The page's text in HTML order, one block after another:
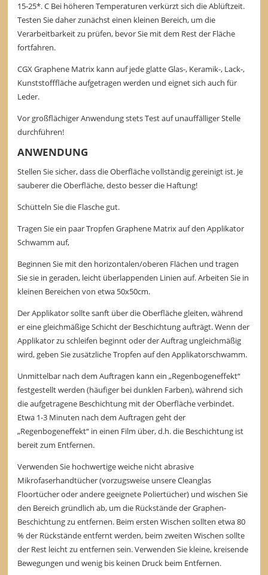
15-25*. C Bei höheren Temperaturen verkürzt sich die Ablüftzeit.
Testen Sie daher zunächst einen kleinen Bereich, um die
Verarbeitbarkeit zu prüfen, bevor Sie mit dem Rest der Fläche
fortfahren.
CGX Graphene Matrix kann auf jede glatte Glas-, Keramik-, Lack-,
Kunststofffläche aufgetragen werden und eignet sich auch für
Leder.
Vor großflächiger Anwendung stets Test auf unauffälliger Stelle
durchführen!
ANWENDUNG
Stellen Sie sicher, dass die Oberfläche vollständig gereinigt ist. Je
sauberer die Oberfläche, desto besser die Haftung!
Schütteln Sie die Flasche gut.
Tragen Sie ein paar Tropfen Graphene Matrix auf den Applikator
Schwamm auf,
Beginnen Sie mit den horizontalen/oberen Flächen und tragen
Sie sie in geraden, leicht überlappenden Linien auf. Arbeiten Sie in
kleinen Bereichen von etwa 50x50cm.
Der Applikator sollte sanft über die Oberfläche gleiten, während
er eine gleichmäßige Schicht der Beschichtung aufträgt. Wenn der
Applikator zu schleifen beginnt oder der Auftrag ungleichmäßig
wird, geben Sie zusätzliche Tropfen auf den Applikatorschwamm.
Unmittelbar nach dem Auftragen kann ein „Regenbogeneffekt“
festgestellt werden (häufiger bei dunklen Farben), während sich
die aufgetragene Beschichtung mit der Oberfläche verbindet.
Etwa 1-3 Minuten nach dem Auftragen geht der
„Regenbogeneffekt“ in einen Film über, d.h. die Beschichtung ist
bereit zum Entfernen.
Verwenden Sie hochwertige weiche nicht abrasive
Mikrofaserhandtücher (vorzugsweise unsere Cleanglas
Floortücher oder andere geeignete Poliertücher) und wischen Sie
den Bereich gründlich ab, um die Rückstände der Graphen-
Beschichtung zu entfernen. Beim ersten Wischen sollten etwa 80
% der Rückstände entfernt werden, beim zweiten Wischen sollte
der Rest leicht zu entfernen sein. Verwenden Sie kleine, kreisende
Bewegungen und wenig bis keinen Druck beim Entfernen.